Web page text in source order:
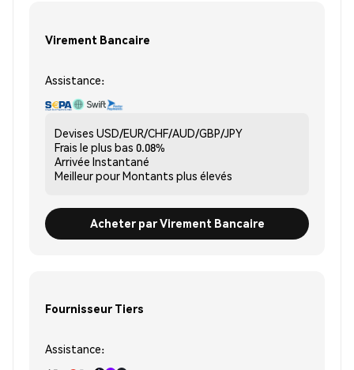
Virement Bancaire
Assistance:
Devises USD/EUR/CHF/AUD/GBP/JPY
Frais le plus bas 0.08%
Arrivée Instantané
Meilleur pourMontants plus élevés
Acheter par Virement Bancaire
Fournisseur Tiers
Assistance: